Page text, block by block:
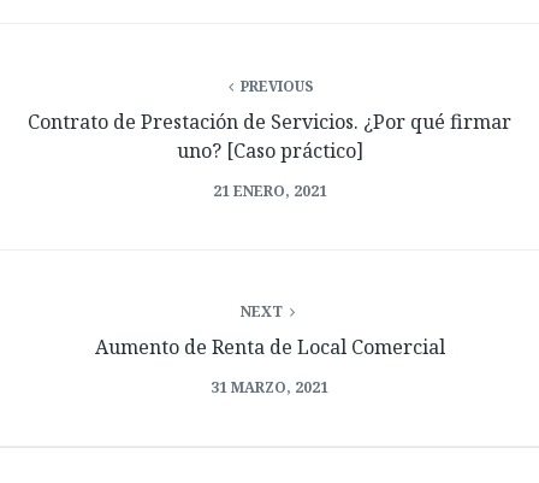
PREVIOUS
Contrato de Prestación de Servicios. ¿Por qué firmar
uno? [Caso práctico]
21 ENERO, 2021
NEXT
Aumento de Renta de Local Comercial
31 MARZO, 2021